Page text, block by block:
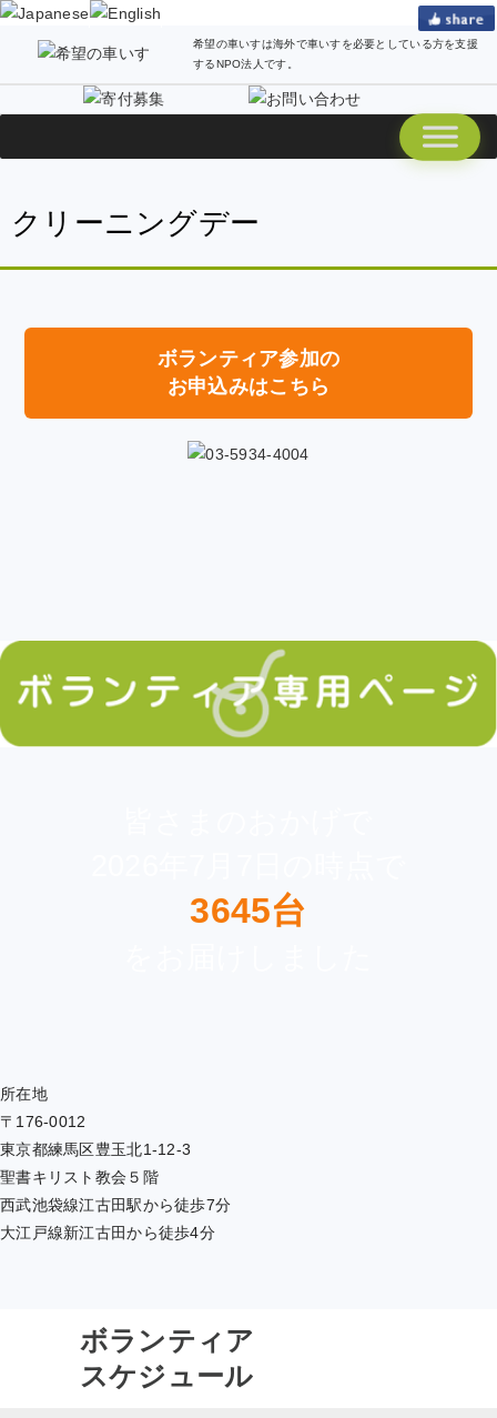
希望の車いすは海外で車いすを必要としている方を支援
するNPO法人です。
クリーニングデー
ボランティア参加の
お申込みはこちら
3645台
所在地
〒176-0012
東京都練馬区豊玉北1-12-3
聖書キリスト教会５階
西武池袋線江古田駅から徒歩7分
大江戸線新江古田から徒歩4分
ボランティア
スケジュール